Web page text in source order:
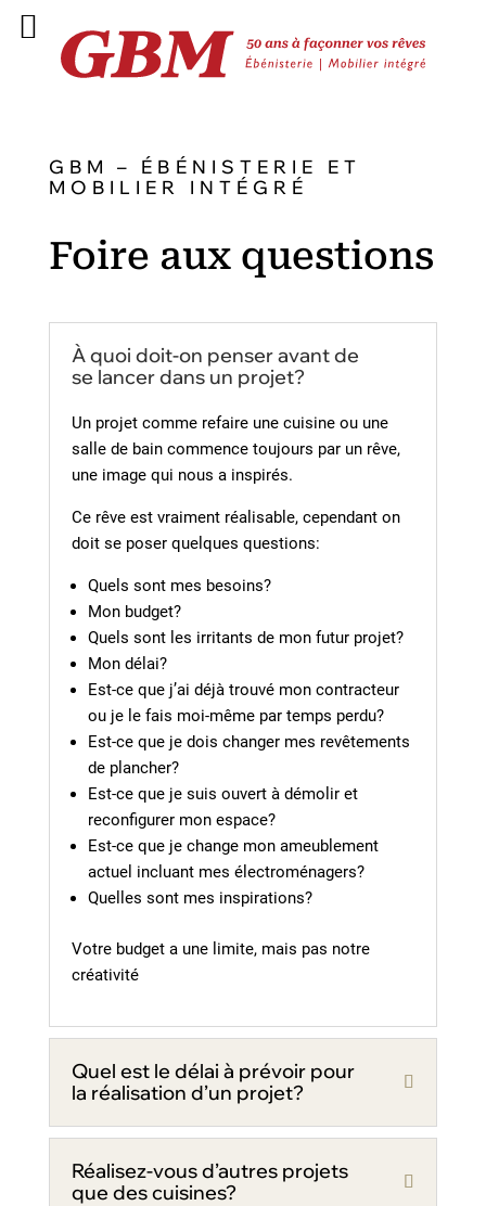
GBM – ÉBÉNISTERIE ET
MOBILIER INTÉGRÉ
Foire aux questions
À quoi doit-on penser avant de
se lancer dans un projet?
Un projet comme refaire une cuisine ou une
salle de bain commence toujours par un rêve,
une image qui nous a inspirés.
Ce rêve est vraiment réalisable, cependant on
doit se poser quelques questions:
Quels sont mes besoins?
Mon budget?
Quels sont les irritants de mon futur projet?
Mon délai?
Est-ce que j’ai déjà trouvé mon contracteur
ou je le fais moi-même par temps perdu?
Est-ce que je dois changer mes revêtements
de plancher?
Est-ce que je suis ouvert à démolir et
reconfigurer mon espace?
Est-ce que je change mon ameublement
actuel incluant mes électroménagers?
Quelles sont mes inspirations?
Votre budget a une limite, mais pas notre
créativité
Quel est le délai à prévoir pour
la réalisation d’un projet?
Réalisez-vous d’autres projets
que des cuisines?